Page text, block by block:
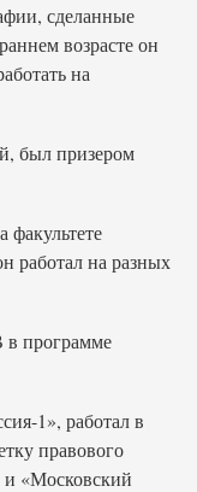
сделанные
возрасте он
на
был призером
работал на разных
в программе
1», работал в
правового
«Московский